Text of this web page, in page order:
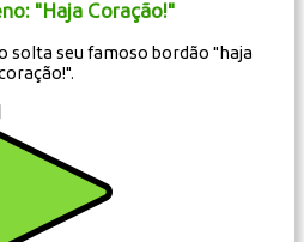
erro do participante no Show do
Milhão.